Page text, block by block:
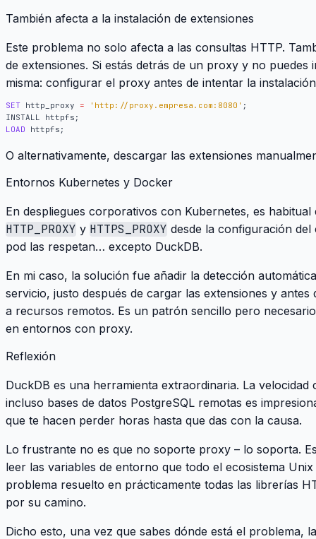
También afecta a la instalación de extensiones
Este problema no solo afecta a las consultas HTTP.
de extensiones. Si estás detrás de un proxy y no puedes
misma: configurar el proxy antes de intentar la
SET http_proxy = 'http://proxy.empresa.com:8080' ;
INSTALL
httpfs ;
LOAD
httpfs ;
O alternativamente, descargar las extensiones
Entornos Kubernetes y Docker
En despliegues corporativos con Kubernetes, es
HTTP_PROXY y HTTPS_PROXY desde la configuración
pod las respetan… excepto DuckDB.
En mi caso, la solución fue añadir la detección
servicio, justo después de cargar las extensiones y
a recursos remotos. Es un patrón sencillo pero
en entornos con proxy.
Reflexión
DuckDB es una herramienta extraordinaria. La
incluso bases de datos PostgreSQL remotas es
que te hacen perder horas hasta que das con la causa.
Lo frustrante no es que no soporte proxy – lo soporta.
leer las variables de entorno que todo el ecosistema
problema resuelto en prácticamente todas las librerías
por su camino.
Dicho esto, una vez que sabes dónde está el problema,